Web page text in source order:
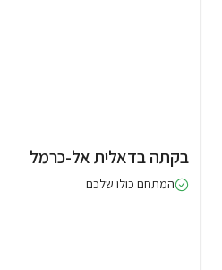
בקתה בדאלית אל-כרמל
המתחם כולו שלכם